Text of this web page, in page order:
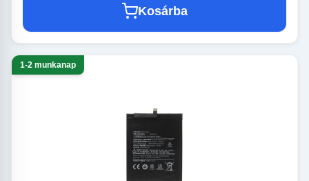
Kosárba
1-2 munkanap